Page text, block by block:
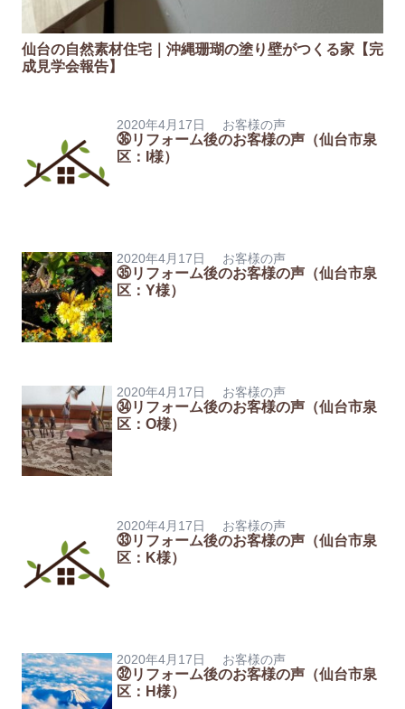
仙台の自然素材住宅｜沖縄珊瑚の塗り壁がつくる家【完
成見学会報告】
2020年4月17日 お客様の声
㊱リフォーム後のお客様の声（仙台市泉
区：I様）
2020年4月17日 お客様の声
㉟リフォーム後のお客様の声（仙台市泉
区：Y様）
2020年4月17日 お客様の声
㉞リフォーム後のお客様の声（仙台市泉
区：O様）
2020年4月17日 お客様の声
㉝リフォーム後のお客様の声（仙台市泉
区：K様）
2020年4月17日 お客様の声
㉜リフォーム後のお客様の声（仙台市泉
区：H様）